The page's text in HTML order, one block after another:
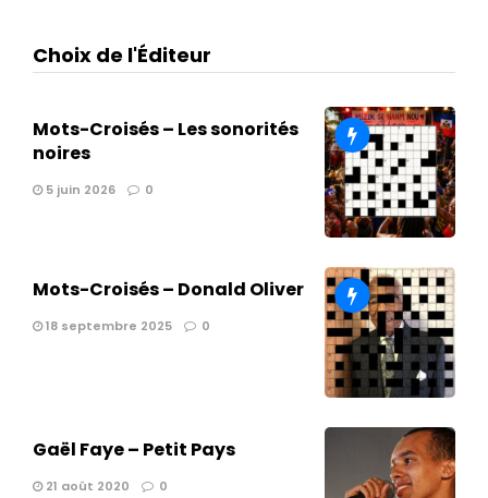
Choix de l'Éditeur
Mots-Croisés – Les sonorités
noires
5 juin 2026 0
Mots-Croisés – Donald Oliver
18 septembre 2025 0
Gaël Faye – Petit Pays
21 août 2020 0